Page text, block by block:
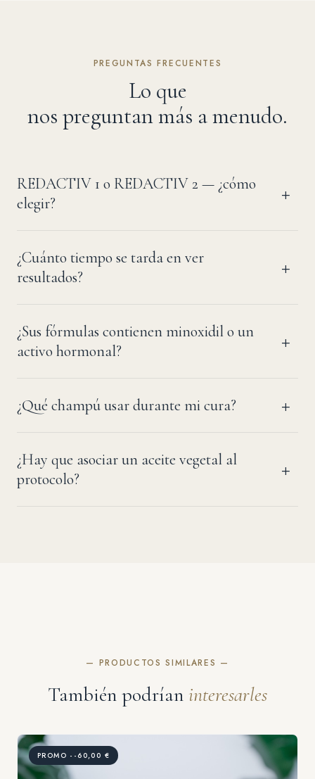
PREGUNTAS FRECUENTES
Lo que
nos preguntan más a menudo.
REDACTIV 1 o REDACTIV 2 — ¿cómo
elegir?
¿Cuánto tiempo se tarda en ver
resultados?
¿Sus fórmulas contienen minoxidil o un
activo hormonal?
¿Qué champú usar durante mi cura?
¿Hay que asociar un aceite vegetal al
protocolo?
— PRODUCTOS SIMILARES —
También podrían interesarles
PROMO --60,00 €